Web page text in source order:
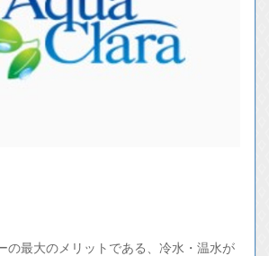
の最大のメリットである、冷水・温水が